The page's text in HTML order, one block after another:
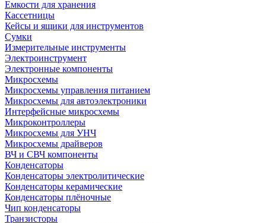
Емкости для хранения
Кассетницы
Кейсы и ящики для инструментов
Сумки
Измерительные инструменты
Электроинструмент
Электронные компоненты
Микросхемы
Микросхемы управления питанием
Микросхемы для автоэлектроники
Интерфейсные микросхемы
Микроконтроллеры
Микросхемы для УНЧ
Микросхемы драйверов
ВЧ и СВЧ компоненты
Конденсаторы
Конденсаторы электролитические
Конденсаторы керамические
Конденсаторы плёночные
Чип конденсаторы
Транзисторы